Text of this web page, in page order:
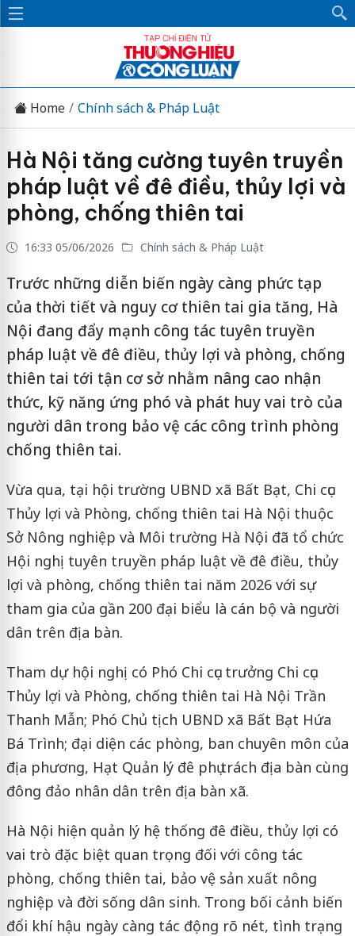
Home Chính sách & Pháp Luật
Hà Nội tăng cường tuyên truyền
pháp luật về đê điều, thủy lợi và
phòng, chống thiên tai
16:33 05/06/2026 Chính sách & Pháp Luật
Trước những diễn biến ngày càng phức tạp
của thời tiết và nguy cơ thiên tai gia tăng, Hà
Nội đang đẩy mạnh công tác tuyên truyền
pháp luật về đê điều, thủy lợi và phòng, chống
thiên tai tới tận cơ sở nhằm nâng cao nhận
thức, kỹ năng ứng phó và phát huy vai trò của
người dân trong bảo vệ các công trình phòng
chống thiên tai.
Vừa qua, tại hội trường UBND xã Bất Bạt, Chi cục
Thủy lợi và Phòng, chống thiên tai Hà Nội thuộc
Sở Nông nghiệp và Môi trường Hà Nội đã tổ chức
Hội nghị tuyên truyền pháp luật về đê điều, thủy
lợi và phòng, chống thiên tai năm 2026 với sự
tham gia của gần 200 đại biểu là cán bộ và người
dân trên địa bàn.
Tham dự hội nghị có Phó Chi cục trưởng Chi cục
Thủy lợi và Phòng, chống thiên tai Hà Nội Trần
Thanh Mẫn; Phó Chủ tịch UBND xã Bất Bạt Hứa
Bá Trình; đại diện các phòng, ban chuyên môn của
địa phương, Hạt Quản lý đê phụ trách địa bàn cùng
đông đảo nhân dân trên địa bàn xã.
Hà Nội hiện quản lý hệ thống đê điều, thủy lợi có
vai trò đặc biệt quan trọng đối với công tác
phòng, chống thiên tai, bảo vệ sản xuất nông
nghiệp và đời sống dân sinh. Trong bối cảnh biến
đổi khí hậu ngày càng tác động rõ nét, tình trạng